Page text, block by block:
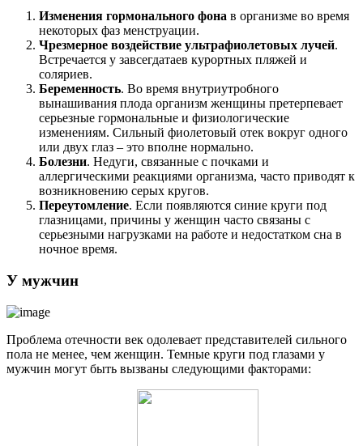
Изменения гормонального фона в организме во время
некоторых фаз менструации.
Чрезмерное воздействие ультрафиолетовых лучей.
Встречается у завсегдатаев курортных пляжей и
соляриев.
Беременность. Во время внутриутробного
вынашивания плода организм женщины претерпевает
серьезные гормональные и физиологические
изменениям. Сильный фиолетовый отек вокруг одного
или двух глаз – это вполне нормально.
Болезни. Недуги, связанные с почками и
аллергическими реакциями организма, часто приводят к
возникновению серых кругов.
Переутомление. Если появляются синие круги под
глазницами, причины у женщин часто связаны с
серьезными нагрузками на работе и недостатком сна в
ночное время.
У мужчин
Проблема отечности век одолевает представителей сильного
пола не менее, чем женщин. Темные круги под глазами у
мужчин могут быть вызваны следующими факторами: